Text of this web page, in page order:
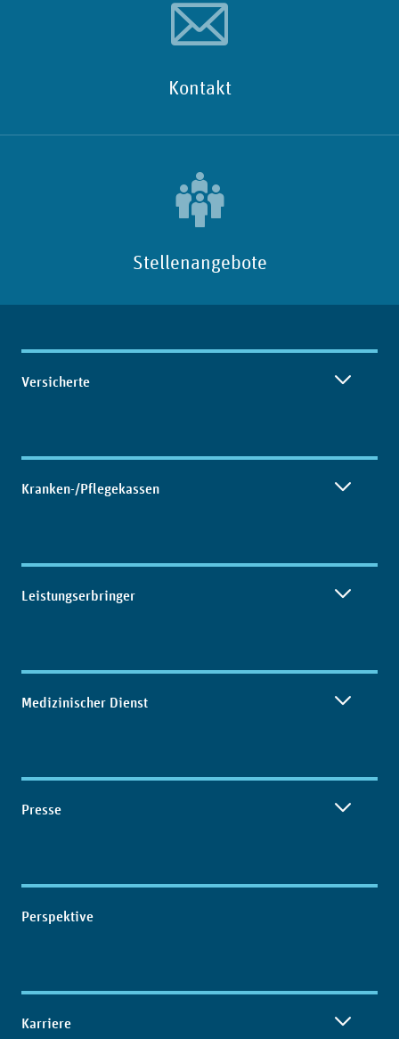
Kontakt
Stellenangebote
Inhaltsübersicht
Versicherte
Kranken-/Pflegekassen
Leistungserbringer
Medizinischer Dienst
Presse
Perspektive
Karriere